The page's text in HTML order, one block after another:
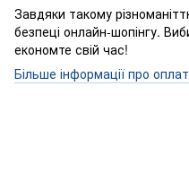
Завдяки такому
безпеці онлайн-шопінгу.
економте свій час!
Більше інформації про